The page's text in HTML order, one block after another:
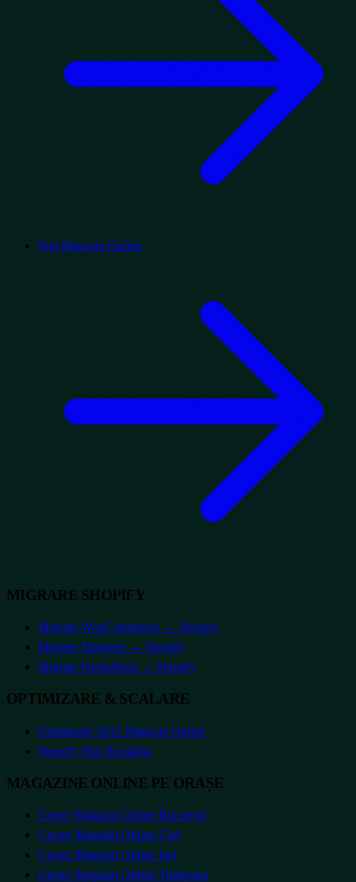
Preț Magazin Online
MIGRARE SHOPIFY
Migrare WooCommerce → Shopify
Migrare Magento → Shopify
Migrare PrestaShop → Shopify
OPTIMIZARE & SCALARE
Optimizare SEO Magazin Online
Shopify Plus România
MAGAZINE ONLINE PE ORAȘE
Creare Magazin Online București
Creare Magazin Online Cluj
Creare Magazin Online Iași
Creare Magazin Online Timișoara